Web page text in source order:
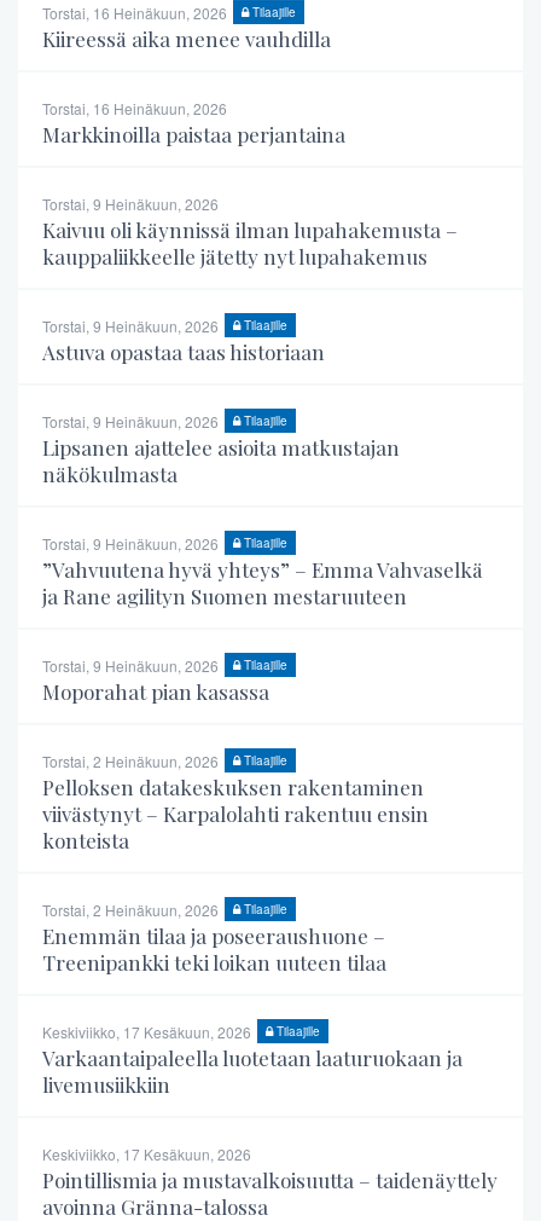
Torstai, 16 Heinäkuun, 2026 Tilaajille
Kiireessä aika menee vauhdilla
Torstai, 16 Heinäkuun, 2026
Markkinoilla paistaa perjantaina
Torstai, 9 Heinäkuun, 2026
Kaivuu oli käynnissä ilman lupahakemusta –
kauppaliikkeelle jätetty nyt lupahakemus
Torstai, 9 Heinäkuun, 2026 Tilaajille
Astuva opastaa taas historiaan
Torstai, 9 Heinäkuun, 2026 Tilaajille
Lipsanen ajattelee asioita matkustajan
näkökulmasta
Torstai, 9 Heinäkuun, 2026 Tilaajille
”Vahvuutena hyvä yhteys” – Emma Vahvaselkä
ja Rane agilityn Suomen mestaruuteen
Torstai, 9 Heinäkuun, 2026 Tilaajille
Moporahat pian kasassa
Torstai, 2 Heinäkuun, 2026 Tilaajille
Pelloksen datakeskuksen rakentaminen
viivästynyt – Karpalolahti rakentuu ensin
konteista
Torstai, 2 Heinäkuun, 2026 Tilaajille
Enemmän tilaa ja poseeraushuone –
Treenipankki teki loikan uuteen tilaa
Keskiviikko, 17 Kesäkuun, 2026 Tilaajille
Varkaantaipaleella luotetaan laaturuokaan ja
livemusiikkiin
Keskiviikko, 17 Kesäkuun, 2026
Pointillismia ja mustavalkoisuutta – taidenäyttely
avoinna Gränna-talossa